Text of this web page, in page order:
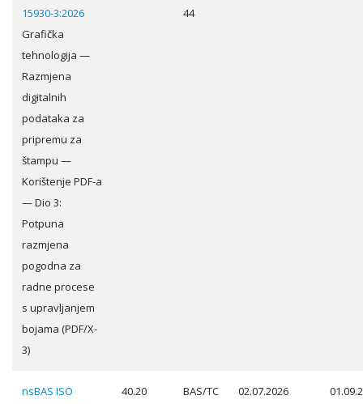
15930-3:2026
Grafička
tehnologija —
Razmjena
digitalnih
podataka za
pripremu za
štampu —
Korištenje PDF-a
— Dio 3:
Potpuna
razmjena
pogodna za
radne procese
s upravljanjem
bojama (PDF/X-
3)
44
nsBAS ISO
40.20
BAS/TC
02.07.2026